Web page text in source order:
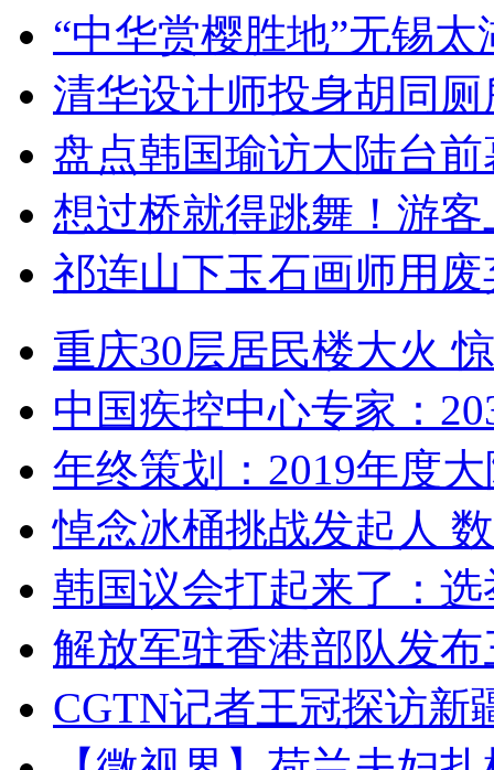
“中华赏樱胜地”无锡
清华设计师投身胡同
盘点韩国瑜访大陆台
想过桥就得跳舞！游客
祁连山下玉石画师用
重庆30层居民楼大火
中国疾控中心专家：
年终策划：2019年度
悼念冰桶挑战发起人
韩国议会打起来了：
解放军驻香港部队发
CGTN记者王冠探访新